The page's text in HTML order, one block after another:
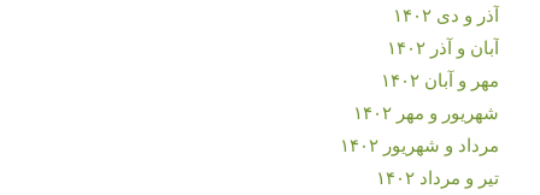
آذر و دی ۱۴۰۲
آبان و آذر ۱۴۰۲
مهر و آبان ۱۴۰۲
شهریور و مهر ۱۴۰۲
مرداد و شهریور ۱۴۰۲
تیر و مرداد ۱۴۰۲